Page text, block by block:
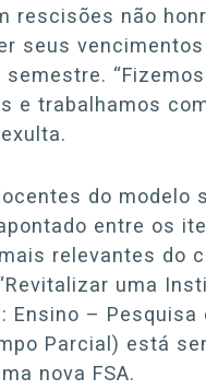
rescisões não
seus
e trabalhamos
do modelo
entre os
relevantes do
uma
– Pesquisa
Parcial) está
nova FSA.